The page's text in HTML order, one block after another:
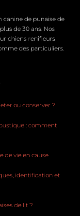
canine de punaise de
de 30 ans. Nos
chiens renifleurs
des particuliers.
ou conserver ?
: comment
de vie en cause
identification et
de lit ?